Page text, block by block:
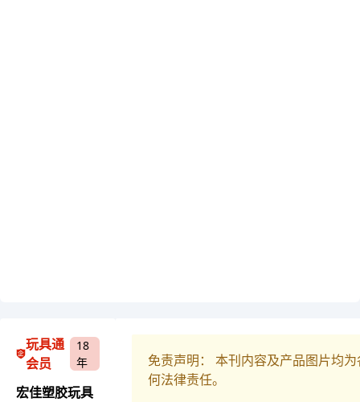
玩具通
会员
18
年
宏佳塑胶玩具
免责声明： 本刊内容及产品图片均
何法律责任。